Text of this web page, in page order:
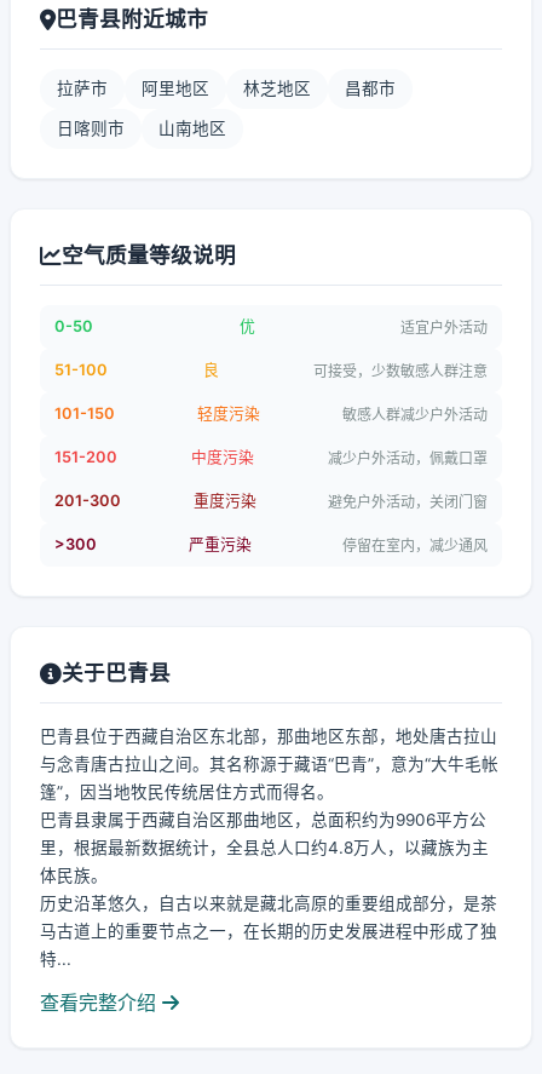
巴青县附近城市
拉萨市 阿里地区 林芝地区 昌都市
日喀则市 山南地区
空气质量等级说明
0-50 优 适宜户外活动
51-100 良 可接受，少数敏感人群注意
101-150 轻度污染 敏感人群减少户外活动
151-200 中度污染 减少户外活动，佩戴口罩
201-300 重度污染 避免户外活动，关闭门窗
>300 严重污染 停留在室内，减少通风
关于巴青县
巴青县位于西藏自治区东北部，那曲地区东部，地处唐古拉山
与念青唐古拉山之间。其名称源于藏语“巴青”，意为“大牛毛帐
篷”，因当地牧民传统居住方式而得名。
巴青县隶属于西藏自治区那曲地区，总面积约为9906平方公
里，根据最新数据统计，全县总人口约4.8万人，以藏族为主
体民族。
历史沿革悠久，自古以来就是藏北高原的重要组成部分，是茶
马古道上的重要节点之一，在长期的历史发展进程中形成了独
特...
查看完整介绍